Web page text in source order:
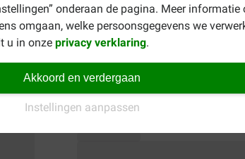
onderaan de pagina. Meer informatie
omgaan, welke persoonsgegevens we
u in onze privacy verklaring.
Akkoord en verdergaan
Instellingen aanpassen